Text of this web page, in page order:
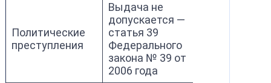
Политические
преступления
Выдача не
допускается —
статья 39
Федерального
закона № 39 от
2006 года